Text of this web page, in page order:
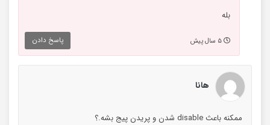
بله
پاسخ دادن
هانا
ممکنه باعث disable شدن و پریدن پیج بشه.؟